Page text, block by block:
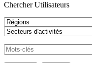
Chercher Utilisateurs